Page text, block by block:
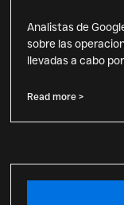
Analistas de
sobre las
llevadas a cabo
Read more >